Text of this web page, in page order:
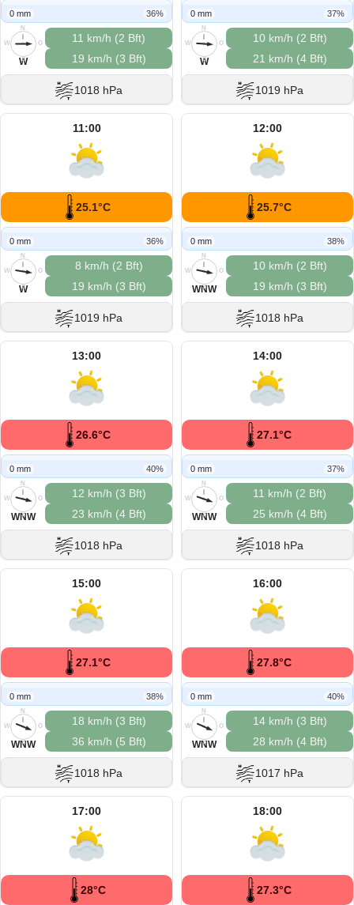
0 mm 36%
N
O
S
W
W
11 km/h (2 Bft)
19 km/h (3 Bft)
1018 hPa
0 mm 37%
N
O
S
W
W
10 km/h (2 Bft)
21 km/h (4 Bft)
1019 hPa
11:00
25.1°C
0 mm 36%
N
O
S
W
W
8 km/h (2 Bft)
19 km/h (3 Bft)
1019 hPa
12:00
25.7°C
0 mm 38%
N
O
S
W
WNW
10 km/h (2 Bft)
19 km/h (3 Bft)
1018 hPa
13:00
26.6°C
0 mm 40%
N
O
S
W
WNW
12 km/h (3 Bft)
23 km/h (4 Bft)
1018 hPa
14:00
27.1°C
0 mm 37%
N
O
S
W
WNW
11 km/h (2 Bft)
25 km/h (4 Bft)
1018 hPa
15:00
27.1°C
0 mm 38%
N
O
S
W
WNW
18 km/h (3 Bft)
36 km/h (5 Bft)
1018 hPa
16:00
27.8°C
0 mm 40%
N
O
S
W
WNW
14 km/h (3 Bft)
28 km/h (4 Bft)
1017 hPa
17:00
28°C
18:00
27.3°C